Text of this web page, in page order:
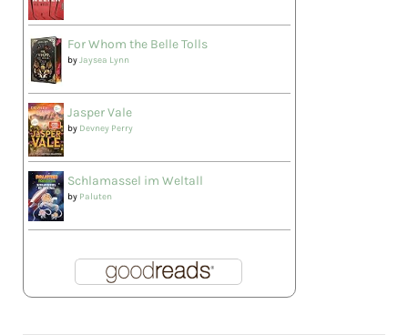
For Whom the Belle Tolls
byJaysea Lynn
Jasper Vale
by Devney Perry
Schlamassel im Weltall
by Paluten